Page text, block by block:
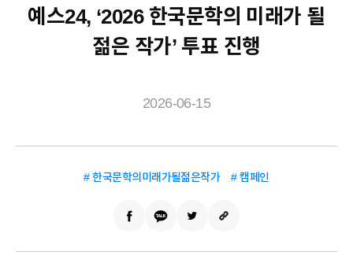
예스24, ‘2026 한국문학의 미래가 될
젊은 작가’ 투표 진행
2026-06-15
# 한국문학의미래가될젊은작가 # 캠페인